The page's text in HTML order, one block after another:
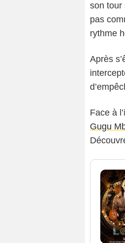
son tour
pas
rythme
Après
Face à
Gugu